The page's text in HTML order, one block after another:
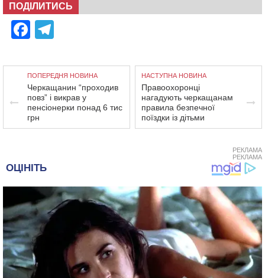
ПОДІЛИТИСЬ
Facebook
ПОПЕРЕДНЯ НОВИНА
Черкащанин “проходив
повз” і викрав у
пенсіонерки понад 6 тис
грн
НАСТУПНА НОВИНА
Правоохоронці
нагадують черкащанам
правила безпечної
поїздки із дітьми
РЕКЛАМА
РЕКЛАМА